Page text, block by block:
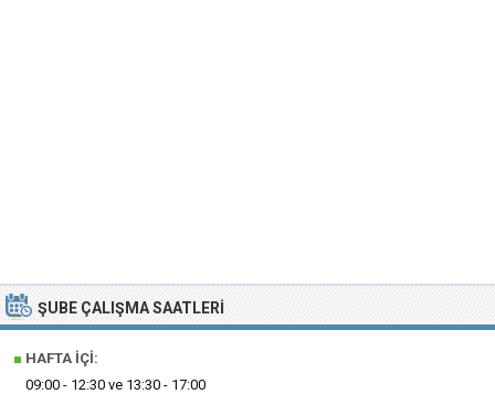
ŞUBE ÇALIŞMA SAATLERI
■ HAFTA İÇI:
09:00 - 12:30 ve 13:30 - 17:00